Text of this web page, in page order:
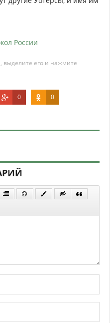
России
выделите его и нажмите
0 0